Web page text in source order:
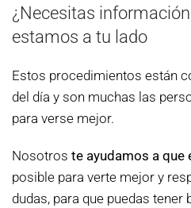
¿Necesitas
estamos a tu lado
Estos procedimientos están
del día y son muchas las
para verse mejor.
Nosotros te ayudamos a que
posible para verte mejor y
dudas, para que puedas